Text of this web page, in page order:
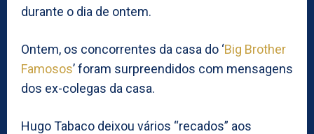
durante o dia de ontem.
Ontem, os concorrentes da casa do ‘Big Brother
Famosos’ foram surpreendidos com mensagens
dos ex-colegas da casa.
Hugo Tabaco deixou vários “recados” aos